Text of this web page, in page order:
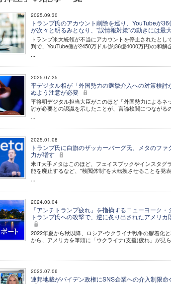
2025.09.30
トランプ氏のアカウント削除を巡り、YouTubeが
が次々と明るみとなり、"誤情報対策"の動きには最
トランプ米大統領が不当にアカウントを停止されたと
判で、YouTube側が2450万ドル(約36億4000万円)の和解
...
2025.07.25
平デジタル相が「外国勢力の選挙介入への対策検
ぬよう注意が必要
平将明デジタル担当大臣がこのほど「外国勢力による
討が必要との認識を示したことが、言論検閲につながる
...
2025.01.08
トランプ氏に白旗のザッカーバーグ氏、メタのフ
力が増す
米IT大手メタはこのほど、フェイスブックやインスタ
能を廃止するなど、"検閲体制"を大転換させることを発表
...
2024.03.04
「アンチトランプ疲れ」を指摘するニューヨーク
トランプ氏への攻撃で、逆に炙り出されたアメリ
2022年夏から秋以降、ロシア-ウクライナ戦争の膠着化
から、アメリカを筆頭に「ウクライナ(支援)疲れ」が見
2023.07.06
連邦地裁がバイデン政権にSNS企業への介入制限